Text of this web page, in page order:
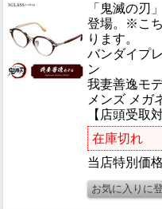
メ
おす
「鬼滅の刃
登場。※こ
ります。
バンダイプ
ン
我妻善逸モ
メンズ メガ
【店頭受取
在庫切れ
当店特別価格